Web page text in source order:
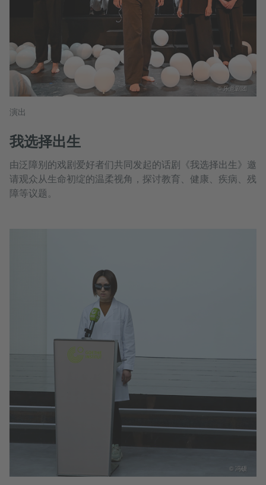
演出
我选择出生
由泛障别的戏剧爱好者们共同发起的话剧《我选择出生》邀
请观众从生命初绽的温柔视角，探讨教育、健康、疾病、残
障等议题。
© 乐意剧团
© 冯硕